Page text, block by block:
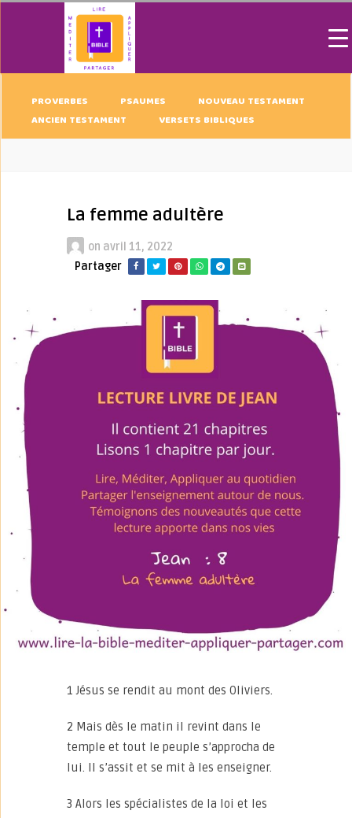
PROVERBES PSAUMES
NOUVEAU TESTAMENT
ANCIEN TESTAMENT
VERSETS BIBLIQUES
La femme adultère
on avril 11, 2022
Partager
1 Jésus se rendit au mont des Oliviers.
2 Mais dès le matin il revint dans le
temple et tout le peuple s’approcha de
lui. Il s’assit et se mit à les enseigner.
3 Alors les spécialistes de la loi et les